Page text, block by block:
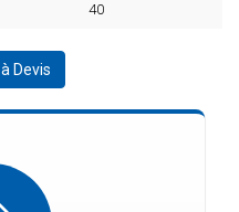
40
Devis